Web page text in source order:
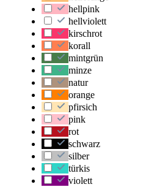
hellpink
hellviolett
kirschrot
korall
mintgrün
minze
natur
orange
pfirsich
pink
rot
schwarz
silber
türkis
violett